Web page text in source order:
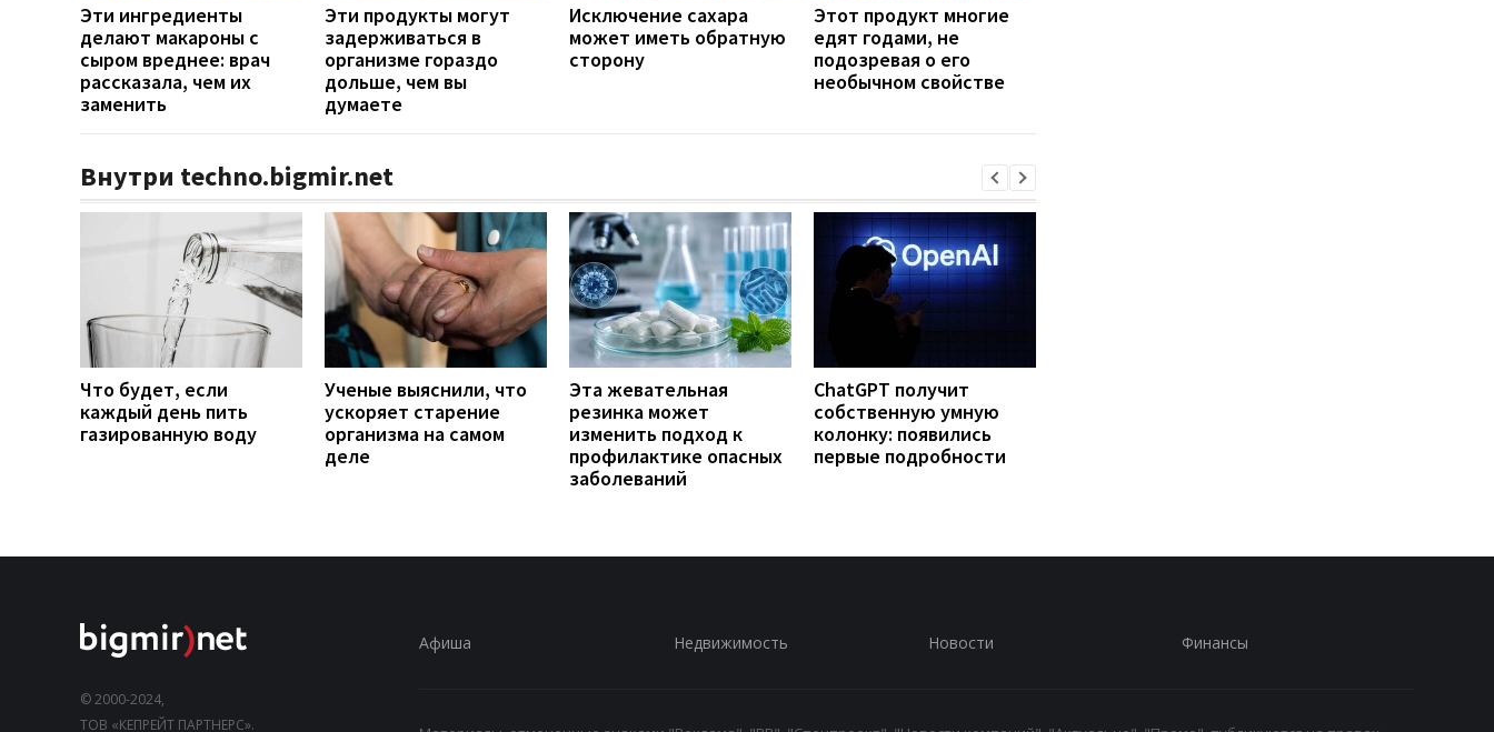
Эти ингредиенты
делают макароны с
сыром вреднее: врач
рассказала, чем их
заменить
Эти продукты могут
задерживаться в
организме гораздо
дольше, чем вы
думаете
Исключение сахара
может иметь обратную
сторону
Этот продукт многие
едят годами, не
подозревая о его
необычном свойстве
Внутри techno.bigmir.net
Что будет, если
каждый день пить
газированную воду
Ученые выяснили, что
ускоряет старение
организма на самом
деле
Эта жевательная
резинка может
изменить подход к
профилактике опасных
заболеваний
ChatGPT получит
собственную умную
колонку: появились
первые подробности
© 2000-2024,
ТОВ «КЕПРЕЙТ ПАРТНЕРС».
Афиша Недвижимость Новости Финансы